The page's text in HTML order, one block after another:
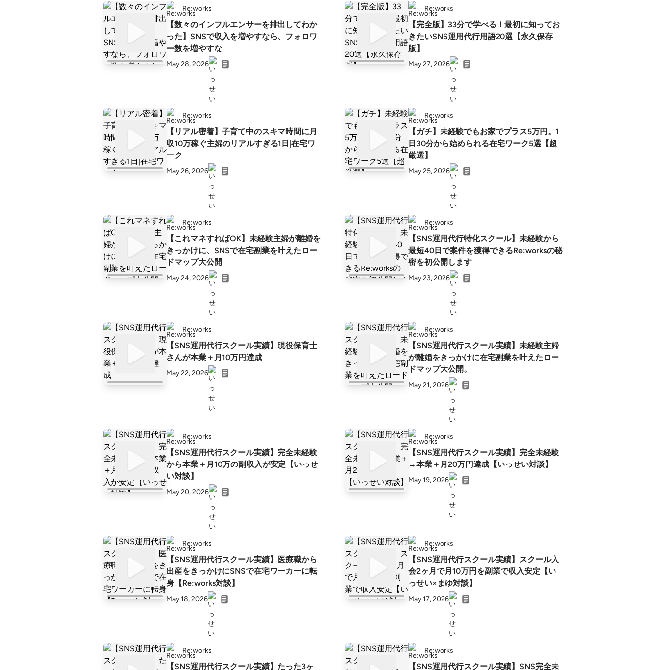
Re:works
【数々のインフルエンサーを排出してわか
った】SNSで収入を増やすなら、フォロワ
ー数を増やすな
May 28, 2026
Re:works
【完全版】33分で学べる！最初に知ってお
きたいSNS運用代行用語20選【永久保存
版】
May 27, 2026
Re:works
【リアル密着】子育て中のスキマ時間に月
収10万稼ぐ主婦のリアルすぎる1日|在宅ワ
ーク
May 26, 2026
Re:works
【ガチ】未経験でもお家でプラス5万円。1
日30分から始められる在宅ワーク5選【超
厳選】
May 25, 2026
Re:works
【これマネすればOK】未経験主婦が離婚を
きっかけに、SNSで在宅副業を叶えたロー
ドマップ大公開
May 24, 2026
Re:works
【SNS運用代行特化スクール】未経験から
最短40日で案件を獲得できるRe:worksの秘
密を初公開します
May 23, 2026
Re:works
【SNS運用代行スクール実績】現役保育士
さんが本業＋月10万円達成
May 22, 2026
Re:works
【SNS運用代行スクール実績】未経験主婦
が離婚をきっかけに在宅副業を叶えたロー
ドマップ大公開。
May 21, 2026
Re:works
【SNS運用代行スクール実績】完全未経験
から本業＋月10万の副収入が安定【いっせ
い対談】
May 20, 2026
Re:works
【SNS運用代行スクール実績】完全未経験
→本業＋月20万円達成【いっせい対談】
May 19, 2026
Re:works
【SNS運用代行スクール実績】医療職から
出産をきっかけにSNSで在宅ワーカーに転
身【Re:works対談】
May 18, 2026
Re:works
【SNS運用代行スクール実績】スクール入
会2ヶ月で月10万円を副業で収入安定【い
っせい×まゆ対談】
May 17, 2026
Re:works
【SNS運用代行スクール実績】たった3ヶ
Re:works
【SNS運用代行スクール実績】SNS完全未